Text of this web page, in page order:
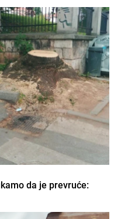
da je prevruće: